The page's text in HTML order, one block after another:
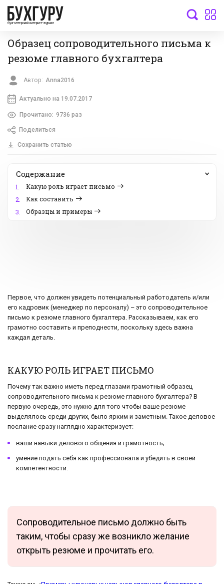
бухгалтерский интернет-журнал
Образец сопроводительного письма к
резюме главного бухгалтера
Автор: Anna2016
Актуально на 19.07.2017
Прочитано: 9736 раз
Поделиться
Сохранить статью
Содержание
1.
Какую роль играет письмо
2.
Как составить
3.
Образцы и примеры
Первое, что должен увидеть потенциальный работодатель и/или
его кадровик (менеджер по персоналу) – это сопроводительное
письмо к резюме главного бухгалтера. Рассказываем, как его
грамотно составить и преподнести, поскольку здесь важна
каждая деталь.
КАКУЮ РОЛЬ ИГРАЕТ ПИСЬМО
Почему так важно иметь перед глазами грамотный образец
сопроводительного письма к резюме главного бухгалтера? В
первую очередь, это нужно для того чтобы ваше резюме
выделялось среди других, было ярким и заметным. Такое деловое
послание сразу наглядно характеризует:
ваши навыки делового общения и грамотность;
умение подать себя как профессионала и убедить в своей
компетентности.
Сопроводительное письмо должно быть
таким, чтобы сразу же возникло желание
открыть резюме и прочитать его.